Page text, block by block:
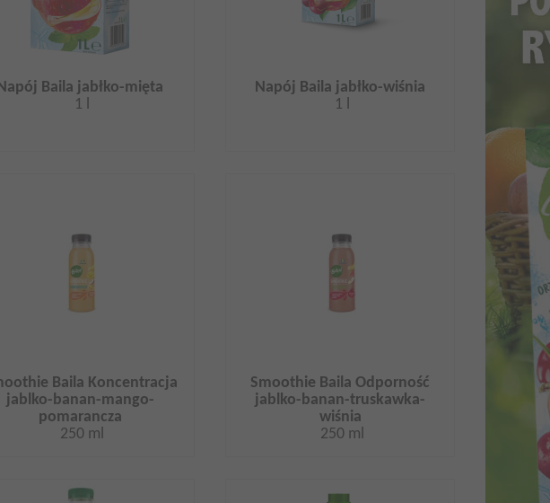
Baila jabłko-mięta
1 l
Napój Baila jabłko-wiśnia
1 l
Baila Koncentracja
jablko-banan-mango-
pomarancza
250 ml
Smoothie Baila Odporność
jablko-banan-truskawka-
wiśnia
250 ml